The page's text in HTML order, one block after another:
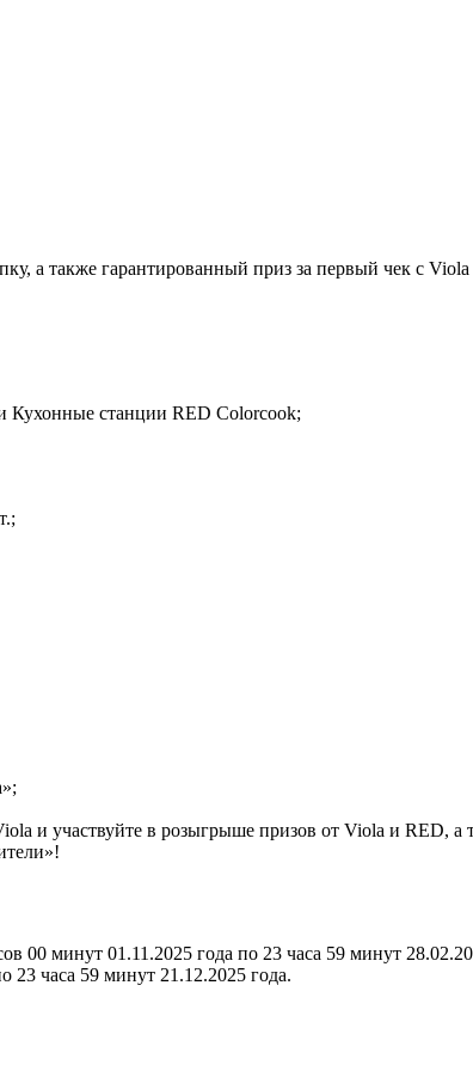
а также гарантированный приз за первый чек с
Кухонные станции RED Сolorcook;
и участвуйте в розыгрыше призов от Viola и RED,
минут 01.11.2025 года по 23 часа 59 минут
23 часа 59 минут 21.12.2025 года.